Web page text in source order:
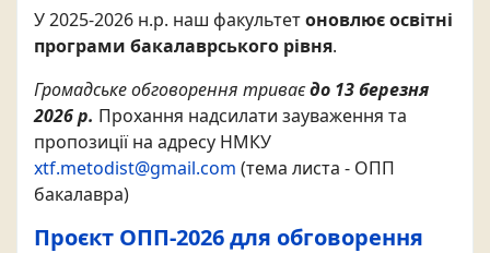
У 2025-2026 н.р. наш факультетоновлює освітні
програми бакалаврського рівня.
Громадське обговорення триваєдо 13 березня
2026 р. Прохання надсилати зауваження та
пропозиції на адресу НМКУ
xtf.metodist@gmail.com (тема листа - ОПП
бакалавра)
Проєкт ОПП-2026 для обговорення